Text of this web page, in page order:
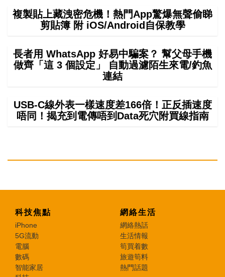
複製貼上藏洩密危機！熱門App驚爆無聲偷睇
剪貼簿 附 iOS/Android自保教學
長者用 WhatsApp 好易中騙案？ 幫父母手機
做齊「這 3 個設定」 自動過濾陌生來電/釣魚
連結
USB-C線外表一樣速度差166倍！正反插速度
唔同！揭充到電傳唔到Data死穴附買線指南
科技焦點
iPhone
5G流動
電腦
數碼
智能家居
網絡生活
網絡熱話
生活情報
筍買着數
旅遊筍料
熱門話題